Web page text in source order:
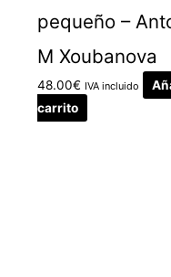
pequeño –
M Xoubanova
48.00€ IVA incluido
carrito